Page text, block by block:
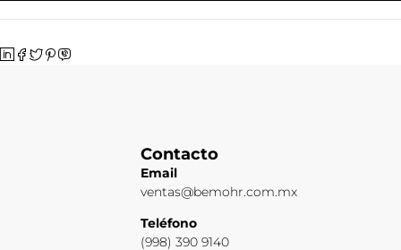
Contacto
Email
ventas@bemohr.com.mx
Teléfono
(998) 390 9140